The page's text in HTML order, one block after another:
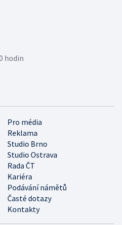
Pro média
Reklama
Studio Brno
Studio Ostrava
Rada ČT
Kariéra
Podávání námětů
Časté dotazy
Kontakty
hodin